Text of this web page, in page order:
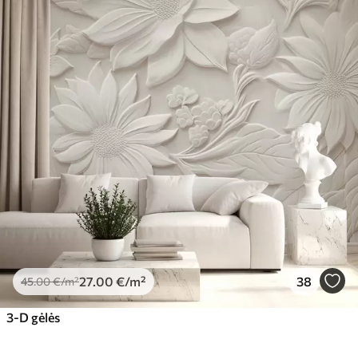
45.00€/m²27 .00 €/m² 38
3-D gėlės